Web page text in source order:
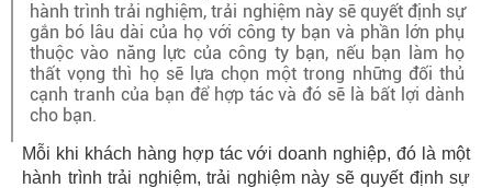
hành trình trải nghiệm, trải nghiệm này sẽ quyết định sự
gắn bó lâu dài của họ với công ty bạn và phần lớn phụ
thuộc vào năng lực của công ty bạn, nếu bạn làm họ
thất vọng thì họ sẽ lựa chọn một trong những đối thủ
cạnh tranh của bạn để hợp tác và đó sẽ là bất lợi dành
cho bạn.
Mỗi khi khách hàng hợp tác với doanh nghiệp, đó là một
hành trình trải nghiệm, trải nghiệm này sẽ quyết định sự